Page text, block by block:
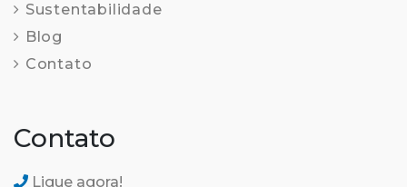
Sustentabilidade
Blog
Contato
Contato
Ligue agora!